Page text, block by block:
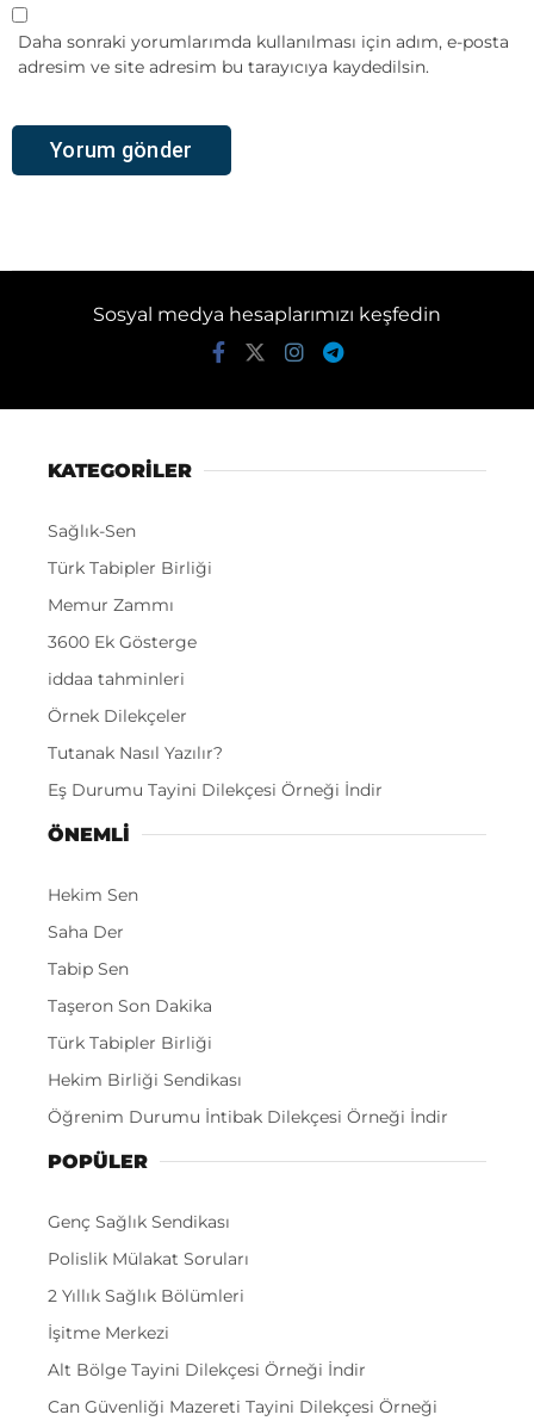
Daha sonraki yorumlarımda kullanılması için adım, e-posta
adresim ve site adresim bu tarayıcıya kaydedilsin.
Sosyal medya hesaplarımızı keşfedin
KATEGORİLER
Sağlık-Sen
Türk Tabipler Birliği
Memur Zammı
3600 Ek Gösterge
iddaa tahminleri
Örnek Dilekçeler
Tutanak Nasıl Yazılır?
Eş Durumu Tayini Dilekçesi Örneği İndir
ÖNEMLI
Hekim Sen
Saha Der
Tabip Sen
Taşeron Son Dakika
Türk Tabipler Birliği
Hekim Birliği Sendikası
Öğrenim Durumu İntibak Dilekçesi Örneği İndir
POPÜLER
Genç Sağlık Sendikası
Polislik Mülakat Soruları
2 Yıllık Sağlık Bölümleri
İşitme Merkezi
Alt Bölge Tayini Dilekçesi Örneği İndir
Can Güvenliği Mazereti Tayini Dilekçesi Örneği